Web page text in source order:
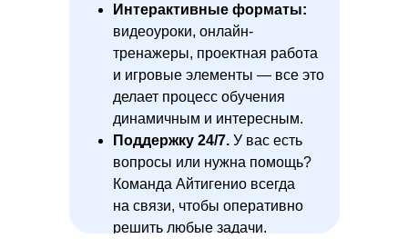
Интерактивные форматы:
видеоуроки, онлайн-
тренажеры, проектная работа
и игровые элементы — все это
делает процесс обучения
динамичным и интересным.
Поддержку 24/7. У вас есть
вопросы или нужна помощь?
Команда Айтигенио всегда
на связи, чтобы оперативно
решить любые задачи.